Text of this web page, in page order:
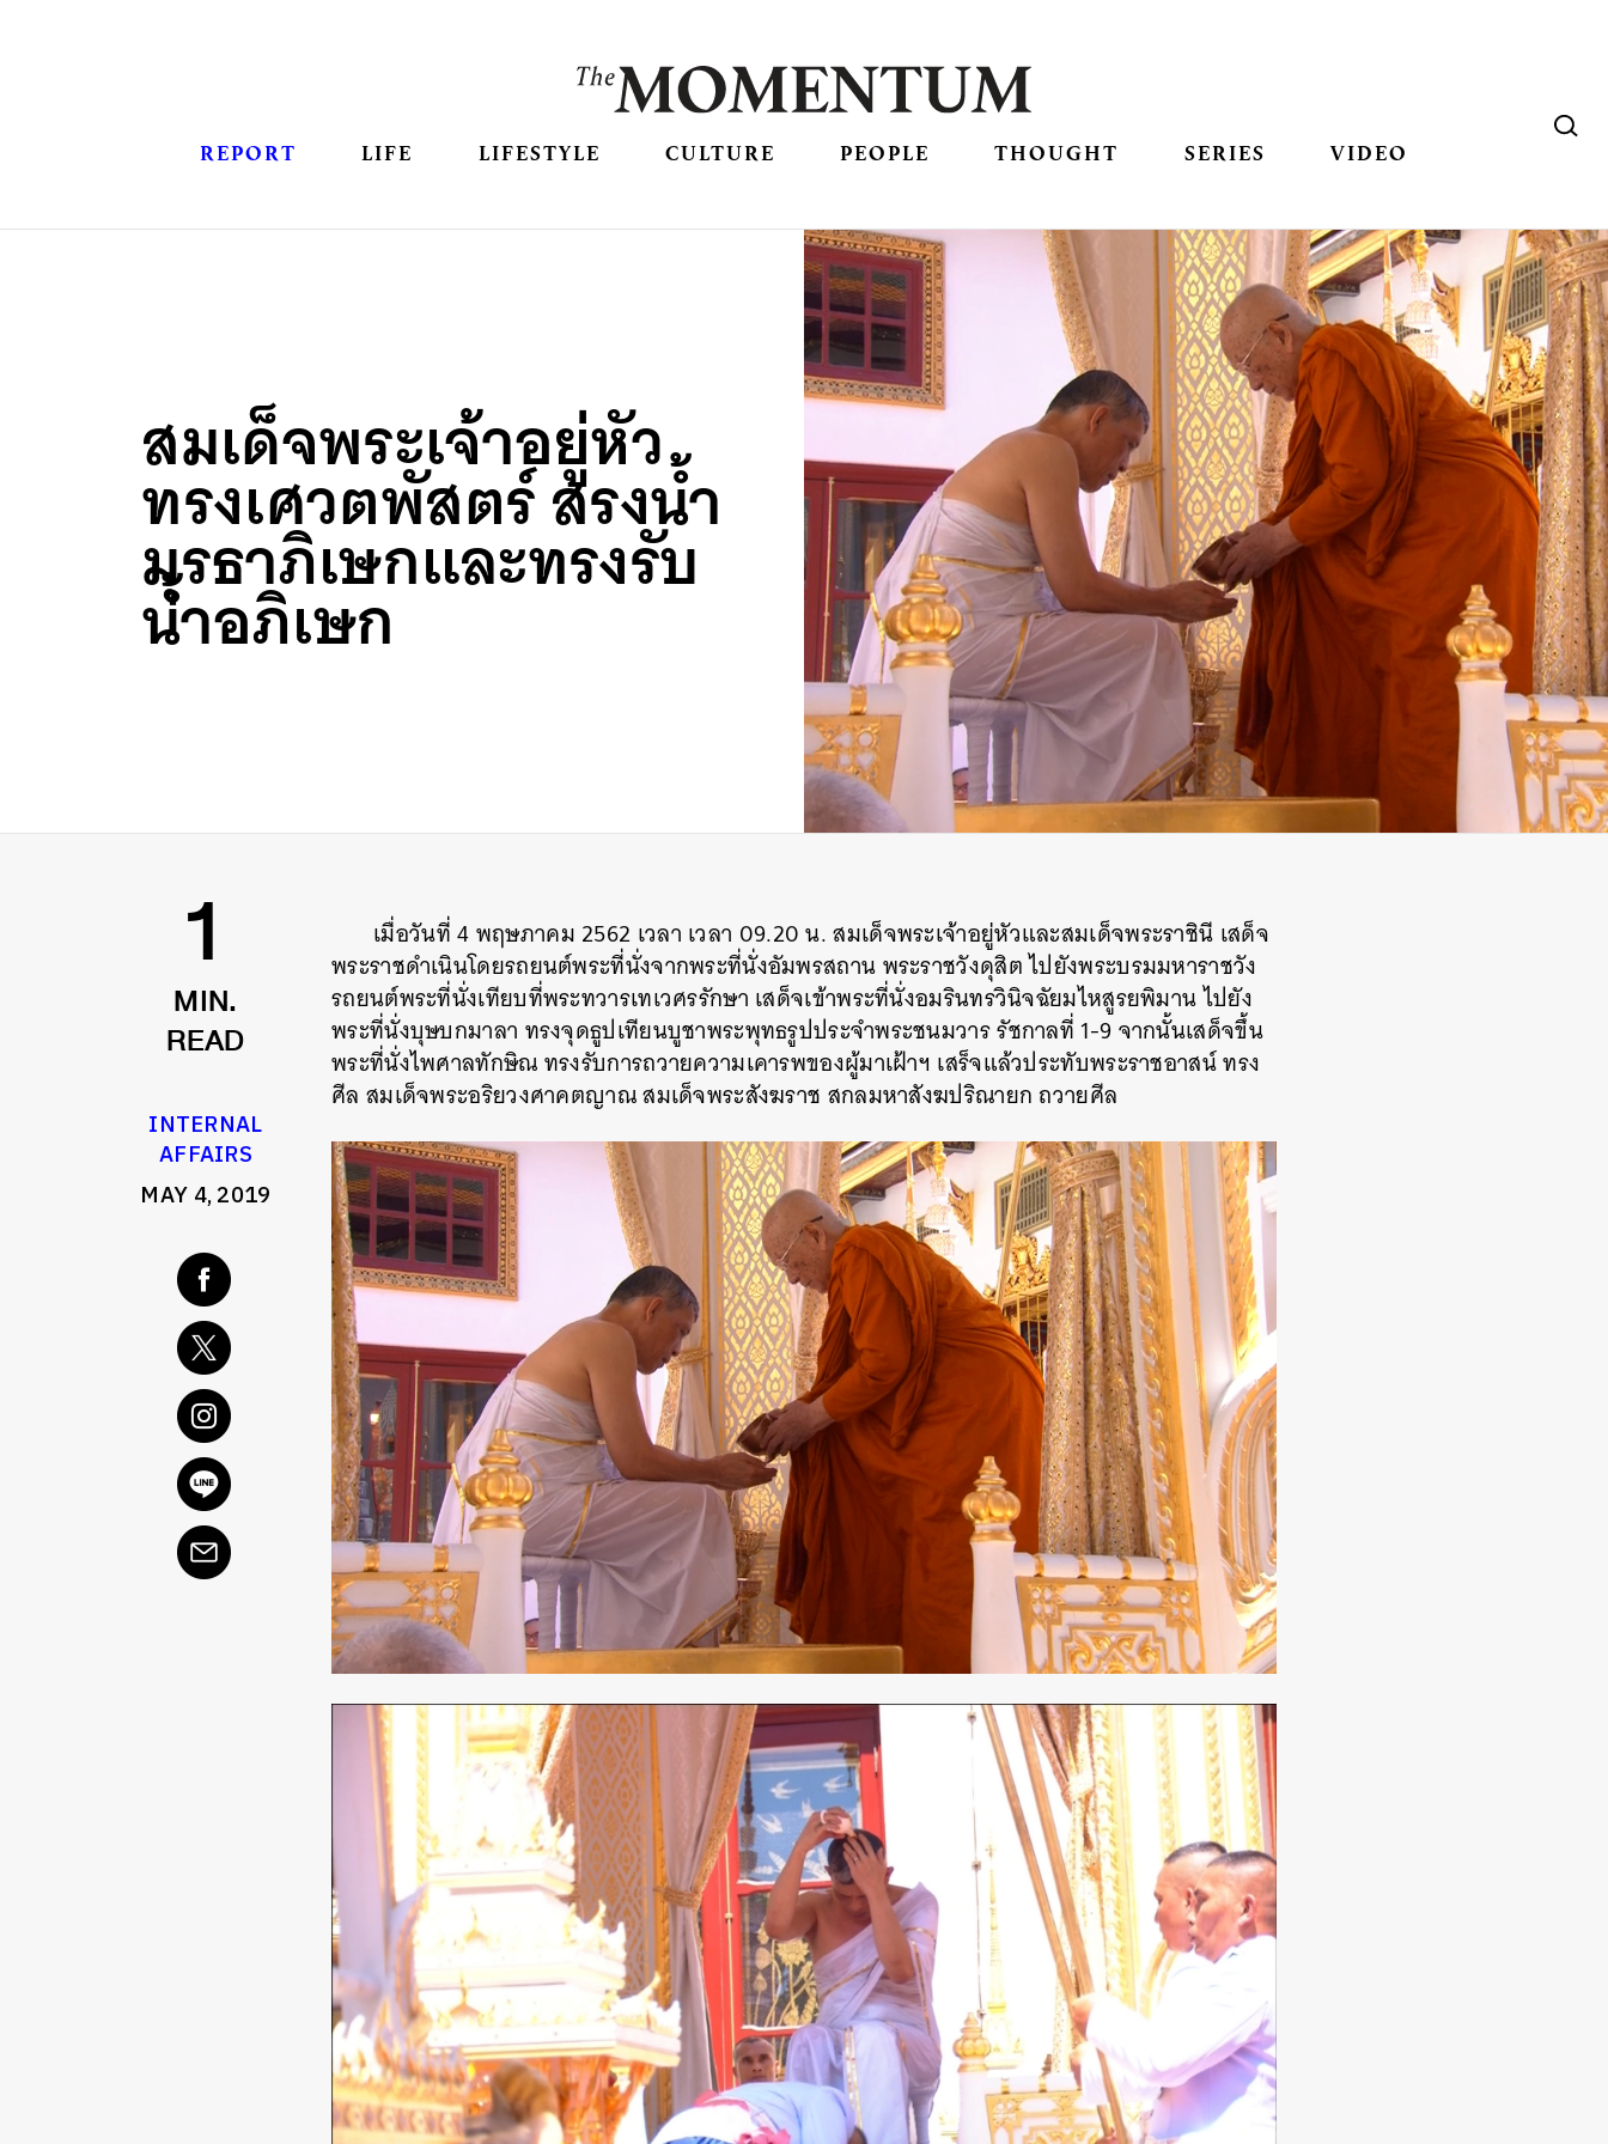
REPORT LIFE LIFESTYLE CULTURE PEOPLE THOUGHT SERIES VIDEO
สมเด็จพระเจ้าอยู่หัว
ทรงเศวตพัสตร์ สรงน้ำ
มุรธาภิเษกและทรงรับ
น้ำอภิเษก
1
MIN.
READ
INTERNAL
AFFAIRS
MAY 4, 2019
เมื่อวันที่ 4 พฤษภาคม 2562 เวลา เวลา 09.20 น. สมเด็จพระเจ้าอยู่หัวและสมเด็จพระราชินี เสด็จ
พระราชดำเนินโดยรถยนต์พระที่นั่งจากพระที่นั่งอัมพรสถาน พระราชวังดุสิต ไปยังพระบรมมหาราชวัง
รถยนต์พระที่นั่งเทียบที่พระทวารเทเวศรรักษา เสด็จเข้าพระที่นั่งอมรินทรวินิจฉัยมไหสูรยพิมาน ไปยัง
พระที่นั่งบุษบกมาลา ทรงจุดธูปเทียนบูชาพระพุทธรูปประจำพระชนมวาร รัชกาลที่ 1-9 จากนั้นเสด็จขึ้น
พระที่นั่งไพศาลทักษิณ ทรงรับการถวายความเคารพของผู้มาเฝ้าฯ เสร็จแล้วประทับพระราชอาสน์ ทรง
ศีล สมเด็จพระอริยวงศาคตญาณ สมเด็จพระสังฆราช สกลมหาสังฆปริณายก ถวายศีล